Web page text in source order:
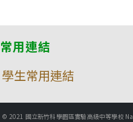
常用連結
學生常用連結
© 2021 國立新竹科學園區實驗高級中等學校